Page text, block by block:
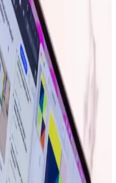
Temel Özellikler ve
temel bilgisayar ihtiyaçlarına
sorunlarıyla dikkat çeken bir
Taşınabilir
kartı ve 128 GB RAM ile yüksek
fiyatı ve 1.424 gram ağırlığıyla
yaratıyor.
Sınırlı, Yazılım
sınırlarken, yazılım
için iPadOS deneyimini